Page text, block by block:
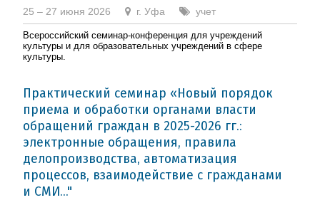
25 – 27 июня 2026 г. Уфа учет
Всероссийский семинар-конференция для учреждений
культуры и для образовательных учреждений в сфере
культуры.
Практический семинар «Новый порядок
приема и обработки органами власти
обращений граждан в 2025-2026 гг.:
электронные обращения, правила
делопроизводства, автоматизация
процессов, взаимодействие с гражданами
и СМИ..."